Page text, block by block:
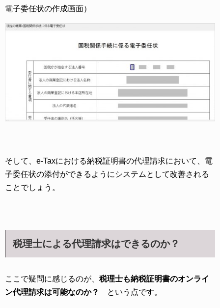
電子委任状の作成画面）
そして、e-Taxにおける納税証明書の代理請求において、電
子委任状の添付ができるようにシステムとして改善される
ことでしょう。
税理士による代理請求はできるのか？
ここで疑問に感じるのが、 税理士も納税証明書のオンライ
ン代理請求は可能なのか？
という点です。